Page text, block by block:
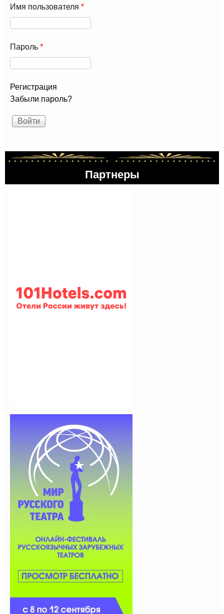
Имя пользователя *
Пароль *
Регистрация
Забыли пароль?
Партнеры